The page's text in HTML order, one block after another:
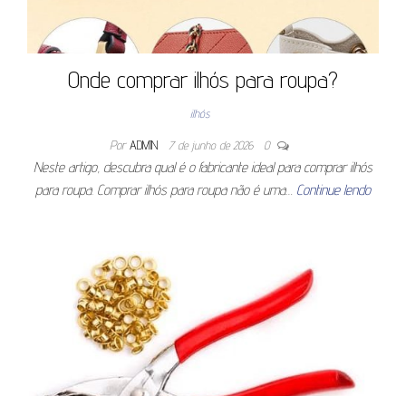
Onde comprar ilhós para roupa?
ilhós
Por ADMIN 7 de junho de 2026 0
Neste artigo, descubra qual é o fabricante ideal para comprar ilhós
para roupa. Comprar ilhós para roupa não é uma… Continue lendo